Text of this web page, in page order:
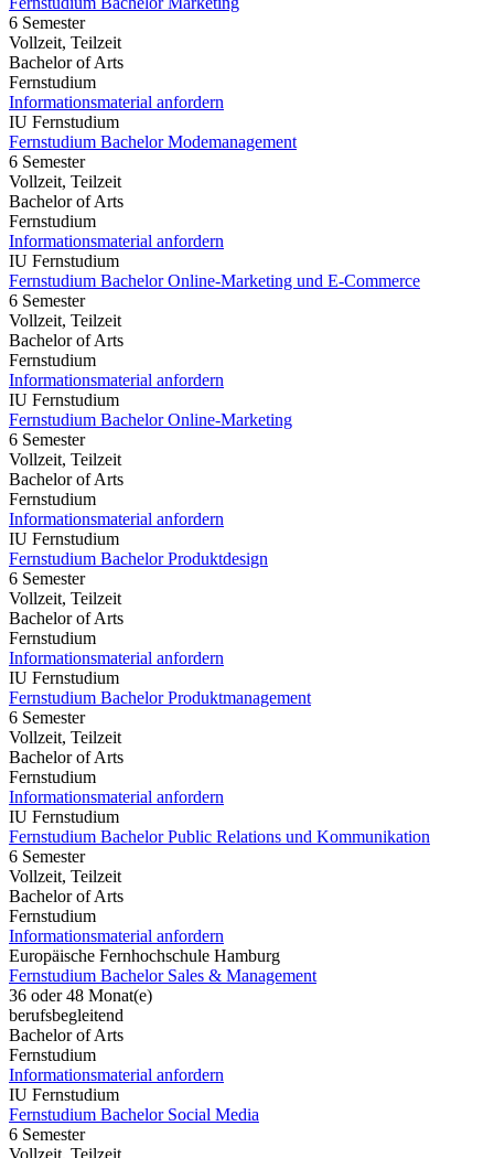
6 Semester
Vollzeit, Teilzeit
Bachelor of Arts
Fernstudium
Informationsmaterial anfordern
IU Fernstudium
Fernstudium Bachelor Modemanagement
6 Semester
Vollzeit, Teilzeit
Bachelor of Arts
Fernstudium
Informationsmaterial anfordern
IU Fernstudium
Fernstudium Bachelor Online-Marketing und E-Commerce
6 Semester
Vollzeit, Teilzeit
Bachelor of Arts
Fernstudium
Informationsmaterial anfordern
IU Fernstudium
Fernstudium Bachelor Online-Marketing
6 Semester
Vollzeit, Teilzeit
Bachelor of Arts
Fernstudium
Informationsmaterial anfordern
IU Fernstudium
Fernstudium Bachelor Produktdesign
6 Semester
Vollzeit, Teilzeit
Bachelor of Arts
Fernstudium
Informationsmaterial anfordern
IU Fernstudium
Fernstudium Bachelor Produktmanagement
6 Semester
Vollzeit, Teilzeit
Bachelor of Arts
Fernstudium
Informationsmaterial anfordern
IU Fernstudium
Fernstudium Bachelor Public Relations und Kommunikation
6 Semester
Vollzeit, Teilzeit
Bachelor of Arts
Fernstudium
Informationsmaterial anfordern
Europäische Fernhochschule Hamburg
Fernstudium Bachelor Sales & Management
36 oder 48 Monat(e)
berufsbegleitend
Bachelor of Arts
Fernstudium
Informationsmaterial anfordern
IU Fernstudium
Fernstudium Bachelor Social Media
6 Semester
Vollzeit, Teilzeit